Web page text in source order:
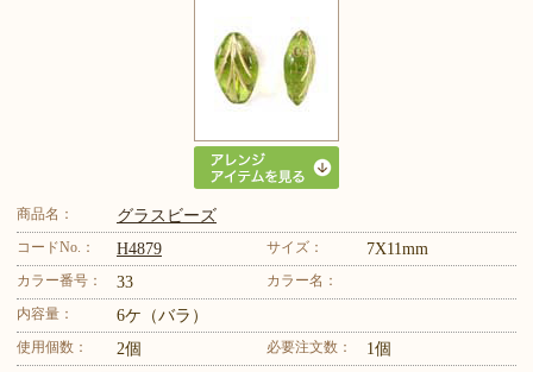
商品名： グラスビーズ
コードNo.： H4879 サイズ： 7X11mm
カラー番号： 33
カラー名：
内容量：
6ケ（バラ）
使用個数： 2個 必要注文数： 1個